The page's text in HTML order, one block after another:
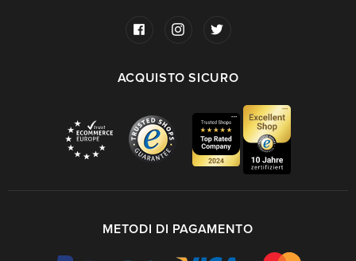
ACQUISTO SICURO
METODI DI PAGAMENTO